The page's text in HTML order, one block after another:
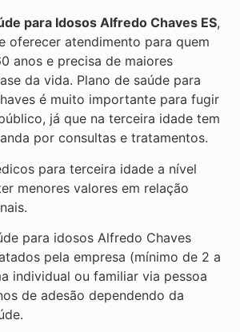
para Idosos Alfredo Chaves ES,
oferecer atendimento para quem
anos e precisa de maiores
da vida. Plano de saúde para
é muito importante para fugir
já que na terceira idade tem
por consultas e tratamentos.
para terceira idade a nível
menores valores em relação
para idosos Alfredo Chaves
pela empresa (mínimo de 2 a
individual ou familiar via pessoa
de adesão dependendo da